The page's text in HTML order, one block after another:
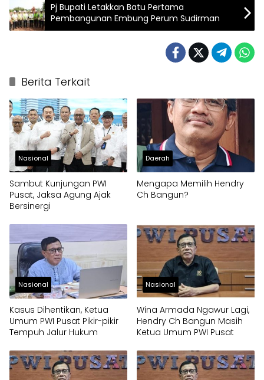
Pj Bupati Letakkan Batu Pertama
Pembangunan Embung Perum Sudirman
Berita Terkait
Nasional
Sambut Kunjungan PWI
Pusat, Jaksa Agung Ajak
Bersinergi
Daerah
Mengapa Memilih Hendry
Ch Bangun?
Nasional
Kasus Dihentikan, Ketua
Umum PWI Pusat Pikir-pikir
Tempuh Jalur Hukum
Nasional
Wina Armada Ngawur Lagi,
Hendry Ch Bangun Masih
Ketua Umum PWI Pusat